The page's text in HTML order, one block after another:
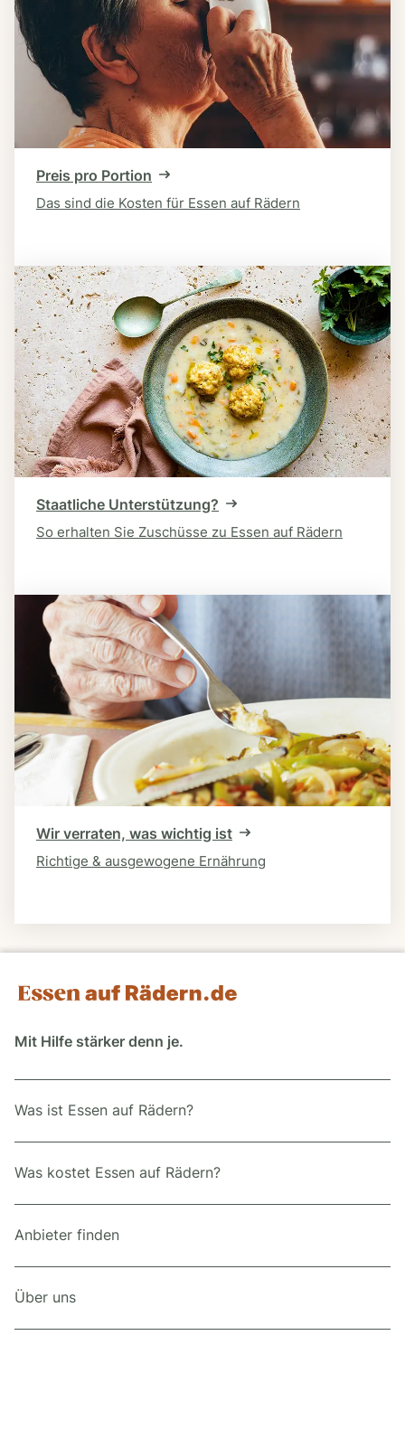
Preis pro Portion
Das sind die Kosten für Essen auf Rädern
Staatliche Unterstützung?
So erhalten Sie Zuschüsse zu Essen auf Rädern
Wir verraten, was wichtig ist
Richtige & ausgewogene Ernährung
Mit Hilfe stärker denn je.
Was ist Essen auf Rädern?
Was kostet Essen auf Rädern?
Anbieter finden
Über uns